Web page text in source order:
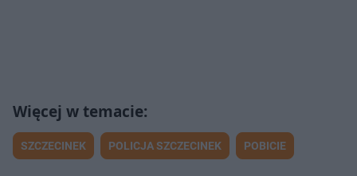
SZCZECINEK POLICJA SZCZECINEK POBICIE